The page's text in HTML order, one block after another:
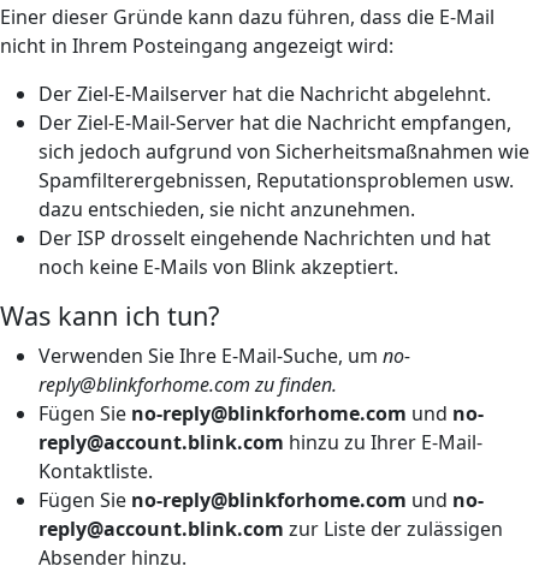
Einer dieser Gründe kann dazu führen, dass die E-Mail
nicht in Ihrem Posteingang angezeigt wird:
Der Ziel-E-Mailserver hat die Nachricht abgelehnt.
Der Ziel-E-Mail-Server hat die Nachricht empfangen,
sich jedoch aufgrund von Sicherheitsmaßnahmen wie
Spamfilterergebnissen, Reputationsproblemen usw.
dazu entschieden, sie nicht anzunehmen.
Der ISP drosselt eingehende Nachrichten und hat
noch keine E-Mails von Blink akzeptiert.
Was kann ich tun?
Verwenden Sie Ihre E-Mail-Suche, um no-
reply@blinkforhome.com zu finden.
Fügen Sie no-reply@blinkforhome.com und no-
reply@account.blink.com hinzu zu Ihrer E-Mail-
Kontaktliste.
Fügen Sie no-reply@blinkforhome.com und no-
reply@account.blink.com zur Liste der zulässigen
Absender hinzu.